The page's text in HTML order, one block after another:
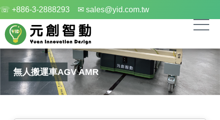
☏ +886-3-2888293 ✉ sales@yid.com.tw
無人搬運車AGV AMR